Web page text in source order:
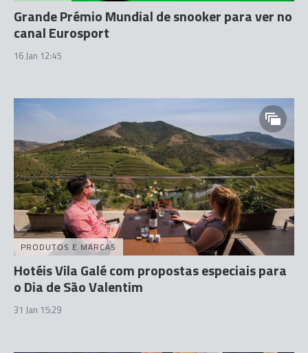
Grande Prémio Mundial de snooker para ver no
canal Eurosport
16 Jan 12:45
PRODUTOS E MARCAS
Hotéis Vila Galé com propostas especiais para
o Dia de São Valentim
31 Jan 15:29